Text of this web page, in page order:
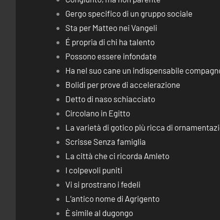
Gergo specifico di un gruppo sociale
Sta per Matteo nei Vangeli
É propria di chi ha talento
Possono essere infondate
Ha nel suo cane un indispensabile
Bolidi per prove di accelerazione
Detto di naso schiacciato
Circolano in Egitto
La varietà di gotico più ricca di
Scrisse Senza famiglia
La città che ci ricorda Amleto
I colpevoli puniti
Vi si prostrano i fedeli
L’antico nome di Agrigento
È simile al dugongo